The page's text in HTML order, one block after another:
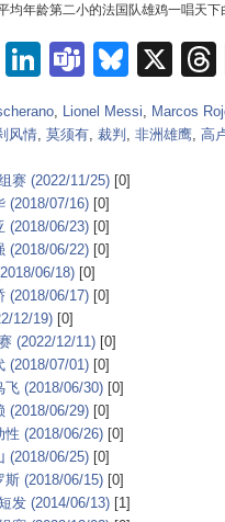
均年龄第二小的法国队雄鸡一唱天
Qzone
LinkedIn
TeamsX
, Lionel Messi, Marcos
风情,莫须有,裁判 ,非洲雄鹰,高
赛 (2022/11/25)[0]
(2018/07/16)[0]
(2018/06/23)[0]
(2018/06/22)[0]
06/18)[0]
(2018/06/17)[0]
12/19)[0]
(2022/12/11)[0]
(2018/07/01)[0]
飞 (2018/06/30)[0]
(2018/06/29)[0]
性 (2018/06/26)[0]
(2018/06/25)[0]
斯 (2018/06/15)[0]
发 (2014/06/13)[1]